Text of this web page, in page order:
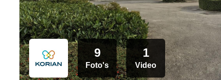
9
Foto's
1
Video